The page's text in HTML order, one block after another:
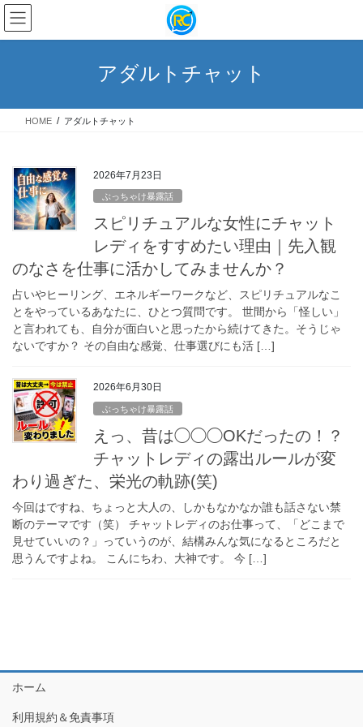
コ
ン
テ
ス
ナ
ビ
ゲ
ン
アダルトチャット
HOME アダルトチャット
2026年7月23日
ぶっちゃけ暴露話
スピリチュアルな女性にチャット
レディをすすめたい理由｜先入観
のなさを仕事に活かしてみませんか？
占いやヒーリング、エネルギーワークなど、スピリチュアルなこ
とをやっているあなたに、ひとつ質問です。 世間から「怪しい」
と言われても、自分が面白いと思ったから続けてきた。そうじゃ
ないですか？ その自由な感覚、仕事選びにも活 […]
2026年6月30日
ぶっちゃけ暴露話
えっ、昔は◯◯◯OKだったの！？
チャットレディの露出ルールが変
わり過ぎた、栄光の軌跡(笑)
今回はですね、ちょっと大人の、しかもなかなか誰も話さない禁
断のテーマです（笑） チャットレディのお仕事って、「どこまで
見せていいの？」っていうのが、結構みんな気になるところだと
思うんですよね。 こんにちわ、大神です。 今 […]
ホーム
利用規約＆免責事項